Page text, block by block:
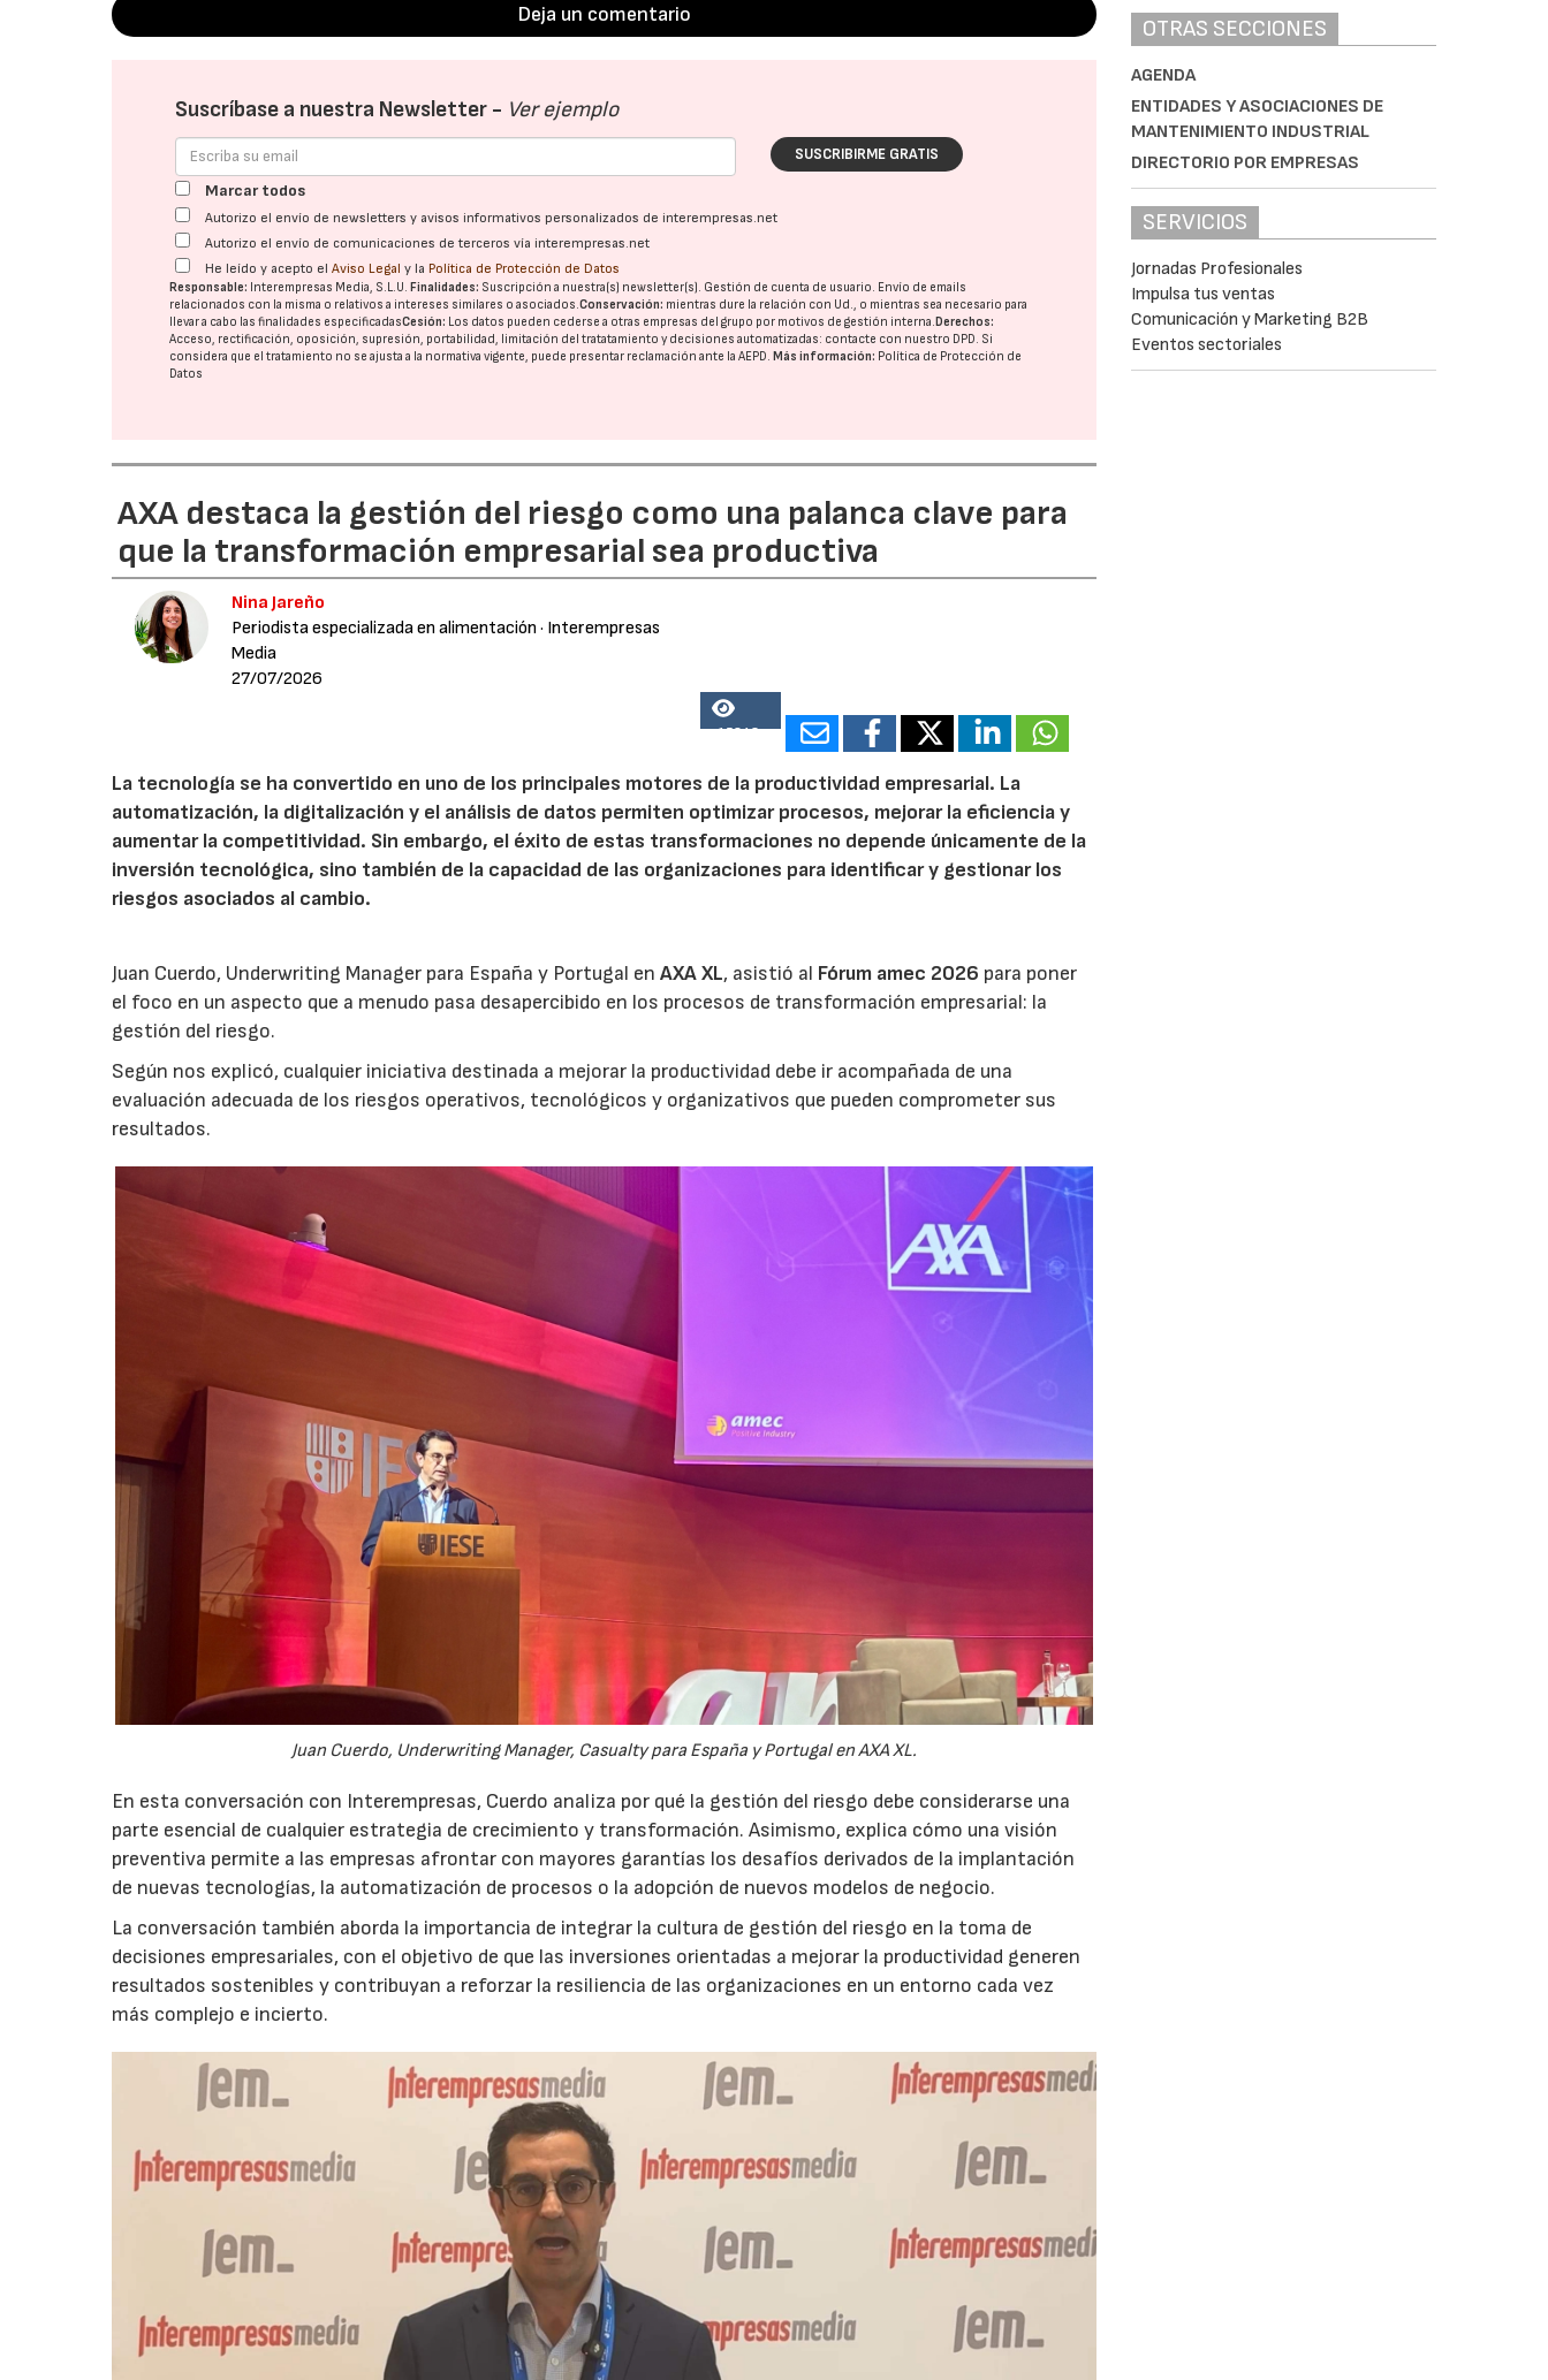
Deja un comentario
Suscríbase a nuestra Newsletter - Ver ejemplo
SUSCRIBIRME GRATIS
Marcar todos
Autorizo el envío de newsletters y avisos informativos personalizados de interempresas.net
Autorizo el envío de comunicaciones de terceros vía interempresas.net
He leído y acepto elAviso Legal y la Política de Protección de Datos
Responsable: Interempresas Media, S.L.U.Finalidades: Suscripción a nuestra(s) newsletter(s). Gestión de cuenta de usuario. Envío de emails
relacionados con la misma o relativos a intereses similares o asociados.Conservación: mientras dure la relación con Ud., o mientras sea necesario para
llevar a cabo las finalidades especificadasCesión: Los datos pueden cederse a otras empresas del grupo por motivos de gestión interna.Derechos:
Acceso, rectificación, oposición, supresión, portabilidad, limitación del tratatamiento y decisiones automatizadas: contacte con nuestro DPD. Si
considera que el tratamiento no se ajusta a la normativa vigente, puede presentar reclamación ante laAEPD.Más información: Política de Protección de
Datos
AXA destaca la gestión del riesgo como una palanca clave para
que la transformación empresarial sea productiva
Nina Jareño
Periodista especializada en alimentación · Interempresas
Media
27/07/2026
15843
La tecnología se ha convertido en uno de los principales motores de la productividad empresarial. La
automatización, la digitalización y el análisis de datos permiten optimizar procesos, mejorar la eficiencia y
aumentar la competitividad. Sin embargo, el éxito de estas transformaciones no depende únicamente de la
inversión tecnológica, sino también de la capacidad de las organizaciones para identificar y gestionar los
riesgos asociados al cambio.
Juan Cuerdo, Underwriting Manager para España y Portugal enAXA XL, asistió al Fórum amec 2026 para poner
el foco en un aspecto que a menudo pasa desapercibido en los procesos de transformación empresarial: la
gestión del riesgo.
Según nos explicó, cualquier iniciativa destinada a mejorar la productividad debe ir acompañada de una
evaluación adecuada de los riesgos operativos, tecnológicos y organizativos que pueden comprometer sus
resultados.
Juan Cuerdo, Underwriting Manager, Casualty para España y Portugal en AXA XL.
En esta conversación con Interempresas, Cuerdo analiza por qué la gestión del riesgo debe considerarse una
parte esencial de cualquier estrategia de crecimiento y transformación. Asimismo, explica cómo una visión
preventiva permite a las empresas afrontar con mayores garantías los desafíos derivados de la implantación
de nuevas tecnologías, la automatización de procesos o la adopción de nuevos modelos de negocio.
La conversación también aborda la importancia de integrar la cultura de gestión del riesgo en la toma de
decisiones empresariales, con el objetivo de que las inversiones orientadas a mejorar la productividad generen
resultados sostenibles y contribuyan a reforzar la resiliencia de las organizaciones en un entorno cada vez
más complejo e incierto.
OTRAS SECCIONES
AGENDA
ENTIDADES Y ASOCIACIONES DE
MANTENIMIENTO INDUSTRIAL
DIRECTORIO POR EMPRESAS
SERVICIOS
Jornadas Profesionales
Impulsa tus ventas
Comunicación y Marketing B2B
Eventos sectoriales